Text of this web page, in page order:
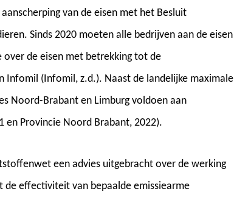
van de eisen met het Besluit
Sinds 2020 moeten alle bedrijven aan de eisen
de eisen met betrekking tot de
Infomil (Infomil, z.d.). Naast de landelijke maximale
Noord-Brabant en Limburg voldoen aan
en Provincie Noord Brabant, 2022).
een advies uitgebracht over de werking
de effectiviteit van bepaalde emissiearme